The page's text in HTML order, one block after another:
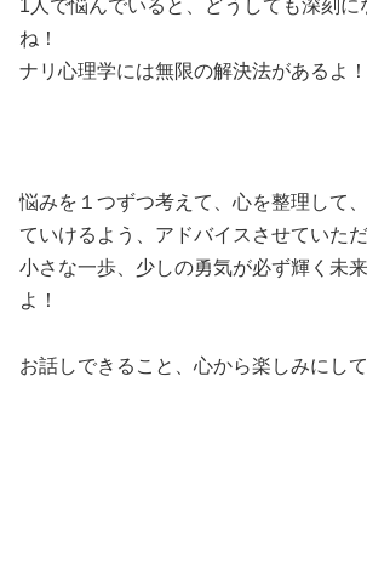
1人で悩んでいると、どうしても深刻に
ね！
ナリ心理学には無限の解決法があるよ！
悩みを１つずつ考えて、心を整理して
ていけるよう、アドバイスさせていただ
小さな一歩、少しの勇気が必ず輝く未
よ！
お話しできること、心から楽しみにし